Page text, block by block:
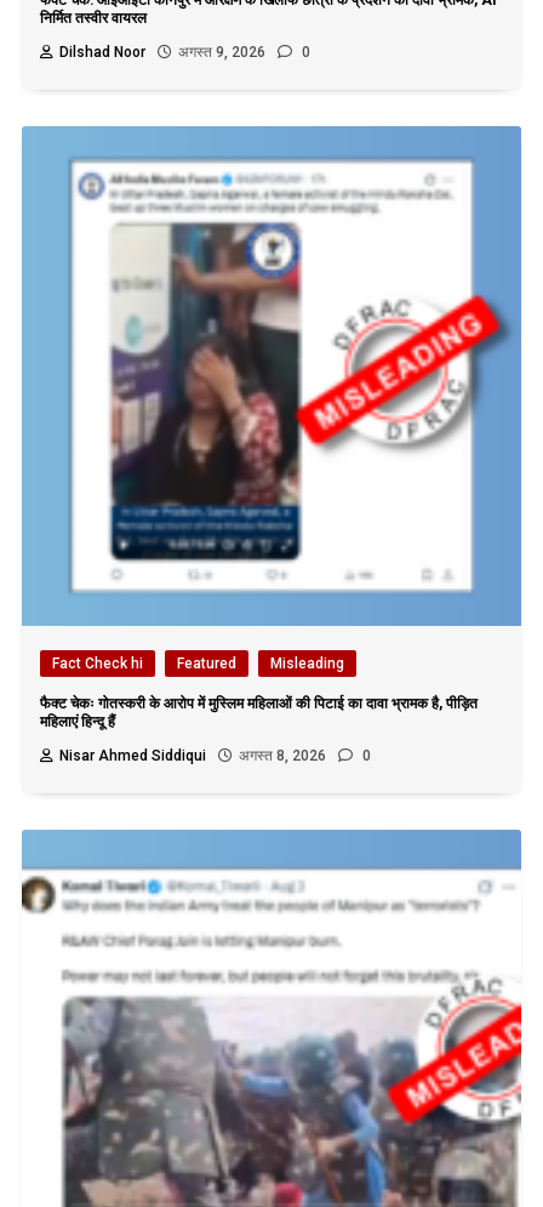
निर्मित तस्वीर वायरल
Dilshad Noor
अगस्त 9, 2026 0
Fact Check hi Featured Misleading
फैक्ट चेकः गोतस्करी के आरोप में मुस्लिम महिलाओं की पिटाई का दावा भ्रामक है, पीड़ित
महिलाएं हिन्दू हैं
Nisar Ahmed Siddiqui
अगस्त 8, 2026 0